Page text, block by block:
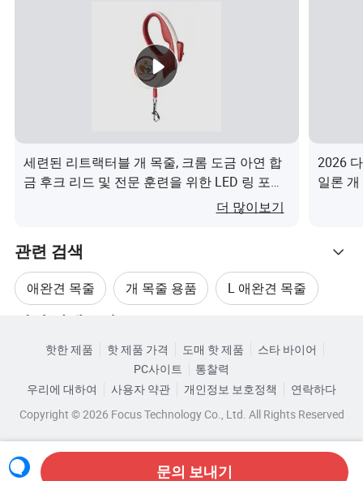
보론반려들의 주요 시장은 어디에 있습니까?
보노반려의 주요 시장은 유럽과 북미이며, 전 세계 28개국
이상에서 성장하고 있습니다.
보언애완동물도 맞춤형 상품을 제공하나요?
예, 보언애완동물은 맞춤형 로고, 라벨, 웨빙, 직물, 하드웨
어, 고객의 특정 요구 사항을 충족하는 포장.
보오네즈는 어떻게 제품 품질을 보장하나요?
Boonpet은 제조 공정 전반에 걸쳐 엄격한 품질 관리를 통해
준을 지속적으로 개선합니다.
8.고객 서비스에 대한 회사의 약속은 무엇입니까?
서비스를 제공하기 위해 노력합니다. 이들은 고객의 요구
를 충족하고 장기적인 비즈니스 관계를 구축하는 데 초점
을 맞춥니다.
세련된 리트랙터블 개 목줄, 크롬 도금 아연 합
금 후크 리드 및 전문 훈련을 위한 LED 링 포함
더 많이보기
2026
일론
관련 검색
애완견 목줄 개 목줄 용품 L 애완견 목줄
맞춤형 애완견 목줄
카테고리로 찾아보기
핫한 제품 핫 제품 가격 도매 핫 제품
스타 바이어
PC사이트
통찰력
우리에 대하여
사용자 약관 개인정보 보호정책
연락하다
Copyright © 2026 Focus Technology Co., Ltd. All Rights Reserved
문의 보내기